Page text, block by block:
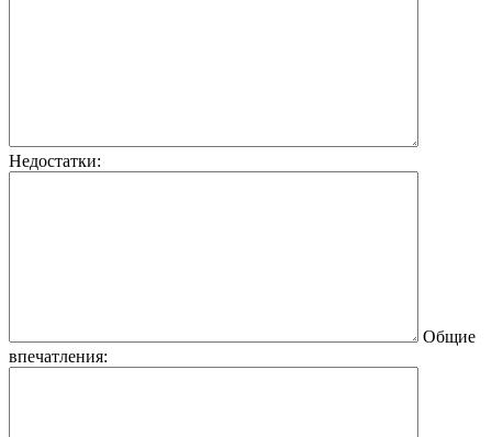
Недостатки:
Общие
впечатления: